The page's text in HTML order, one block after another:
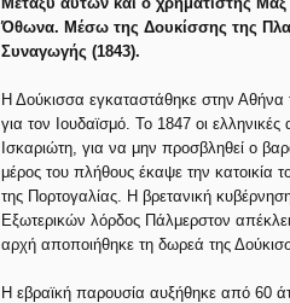
Όθωνα. Μέσω της Δουκίσσης της
Συναγωγής (1843).
Η Δούκισσα εγκαταστάθηκε στην Αθήνα
για τον Ιουδαϊσμό. Το 1847 οι
Ισκαριώτη, για να μην προσβληθεί ο
μέρος του πλήθους έκαψε την κατοικία
της Πορτογαλίας. Η βρετανική
Εξωτερικών λόρδος Πάλμερστον
αρχή αποποιήθηκε τη δωρεά της
Η εβραϊκή παρουσία αυξήθηκε από 60